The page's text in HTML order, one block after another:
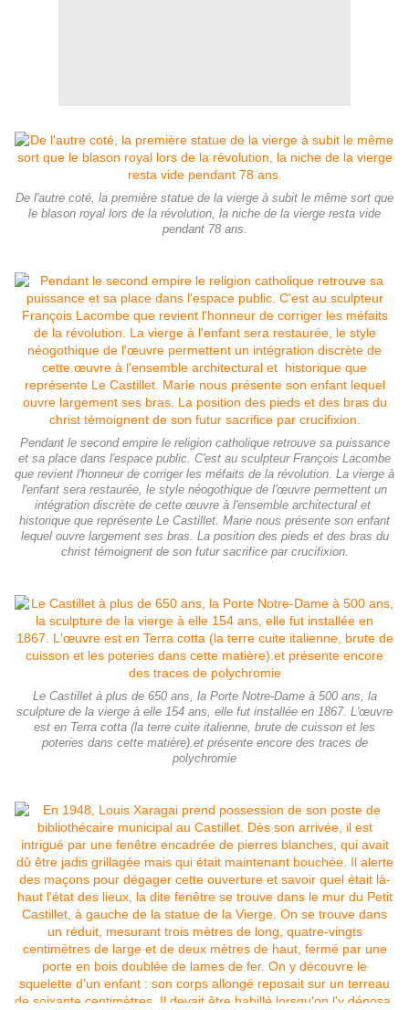
De l'autre coté, la première statue de la vierge à subit le même sort que
le blason royal lors de la révolution, la niche de la vierge resta vide
pendant 78 ans.
Pendant le second empire le religion catholique retrouve sa puissance
et sa place dans l'espace public. C'est au sculpteur François Lacombe
que revient l'honneur de corriger les méfaits de la révolution. La vierge à
l'enfant sera restaurée, le style néogothique de l'œuvre permettent un
intégration discrète de cette œuvre à l'ensemble architectural et
historique que représente Le Castillet. Marie nous présente son enfant
lequel ouvre largement ses bras. La position des pieds et des bras du
christ témoignent de son futur sacrifice par crucifixion.
Le Castillet à plus de 650 ans, la Porte Notre-Dame à 500 ans, la
sculpture de la vierge à elle 154 ans, elle fut installée en 1867. L'œuvre
est en Terra cotta (la terre cuite italienne, brute de cuisson et les
poteries dans cette matière).et présente encore des traces de
polychromie